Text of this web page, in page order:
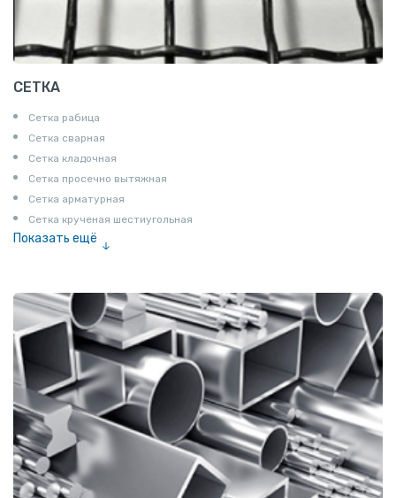
СЕТКА
Сетка рабица
Сетка сварная
Сетка кладочная
Сетка просечно вытяжная
Сетка арматурная
Сетка крученая шестиугольная
Показать ещё